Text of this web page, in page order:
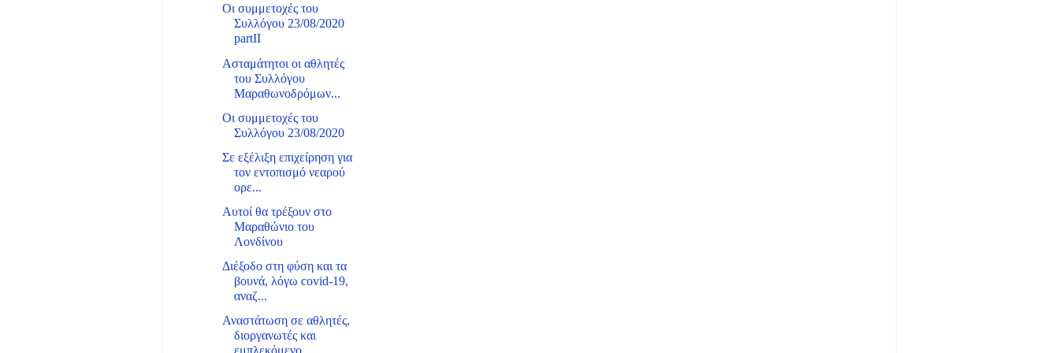
Οι συμμετοχές του
Συλλόγου 23/08/2020
partII
Ασταμάτητοι οι αθλητές
του Συλλόγου
Μαραθωνοδρόμων...
Οι συμμετοχές του
Συλλόγου 23/08/2020
Σε εξέλιξη επιχείρηση για
τον εντοπισμό νεαρού
ορε...
Αυτοί θα τρέξουν στο
Μαραθώνιο του
Λονδίνου
Διέξοδο στη φύση και τα
βουνά, λόγω covid-19,
αναζ...
Αναστάτωση σε αθλητές,
διοργανωτές και